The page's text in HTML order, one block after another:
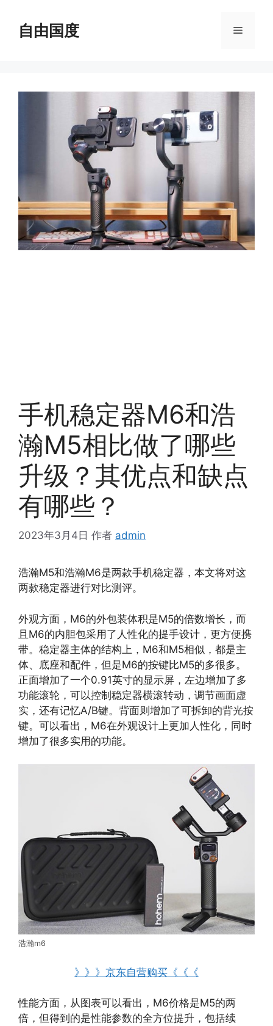
自由国度 菜
手机稳定器M6和浩
瀚M5相比做了哪些
升级？其优点和缺点
有哪些？
2023年3月4日 作者 admin
浩瀚M5和浩瀚M6是两款手机稳定器，本文将对这
两款稳定器进行对比测评。
外观方面，M6的外包装体积是M5的倍数增长，而
且M6的内胆包采用了人性化的提手设计，更方便携
带。稳定器主体的结构上，M6和M5相似，都是主
体、底座和配件，但是M6的按键比M5的多很多。
正面增加了一个0.91英寸的显示屏，左边增加了多
功能滚轮，可以控制稳定器横滚转动，调节画面虚
实，还有记忆A/B键。背面则增加了可拆卸的背光按
键。可以看出，M6在外观设计上更加人性化，同时
增加了很多实用的功能。
浩瀚m6
》》》京东自营购买《《《
性能方面，从图表可以看出，M6价格是M5的两
倍，但得到的是性能参数的全方位提升，包括续